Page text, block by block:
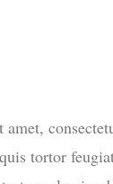
tortor